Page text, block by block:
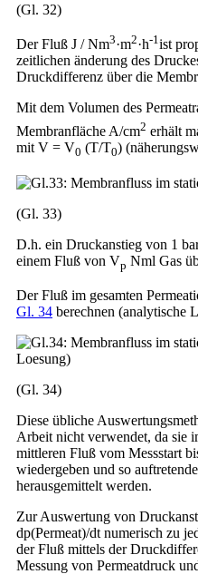
(Gl. 32)
Der Fluß J / Nm3·m2·h-1 ist
zeitlichen änderung des
Druckdifferenz über die
Mit dem Volumen des
Membranfläche A/cm2 erhält
mit V = V0 (T/T0)
(Gl. 33)
D.h. ein Druckanstieg von 1
einem Fluß von Vp Nml Gas
Der Fluß im gesamten
Gl. 34 berechnen (analytische
(Gl. 34)
Diese übliche
Arbeit nicht verwendet, da sie
mittleren Fluß vom Messstart
wiedergeben und so
herausgemittelt werden.
Zur Auswertung von
dp(Permeat)/dt numerisch zu
der Fluß mittels der
Messung von Permeatdruck